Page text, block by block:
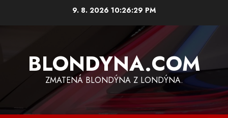
9. 8. 2026 10:26:30 PM
BLONDYNA.COM
ZMATENÁ BLONDÝNA Z LONDÝNA.